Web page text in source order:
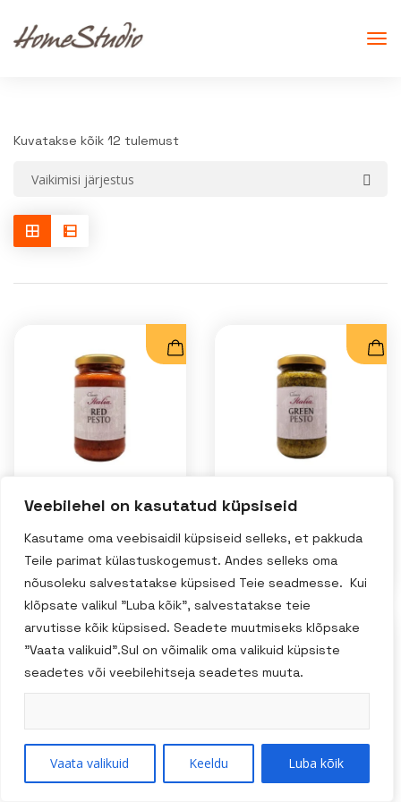
Veebilehel on kasutatud küpsiseid
Kasutame oma veebisaidil küpsiseid selleks, et pakkuda
Teile parimat külastuskogemust. Andes selleks oma
nõusoleku salvestatakse küpsised Teie seadmesse. Kui
klõpsate valikul "Luba kõik", salvestatakse teie
arvutisse kõik küpsised. Seadete muutmiseks klõpsake
"Vaata valikuid".Sul on võimalik oma valikuid küpsiste
seadetes või veebilehitseja seadetes muuta.
Vaata valikuid Keeldu Luba kõik
Kuvatakse kõik 12 tulemust
Classic Italia
punase tomati
pesto 190g.
Classic Italia
Roheline pesto
190g.